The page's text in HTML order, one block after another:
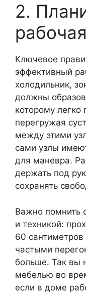
2.
Ключевое
эффективный
холодильник,
должны
которому
перегружая
между этими
сами узлы
для маневра.
держать под
сохранять
Важно помнить
и техникой:
60
частыми
больше. Так вы
мебелью во
если в доме